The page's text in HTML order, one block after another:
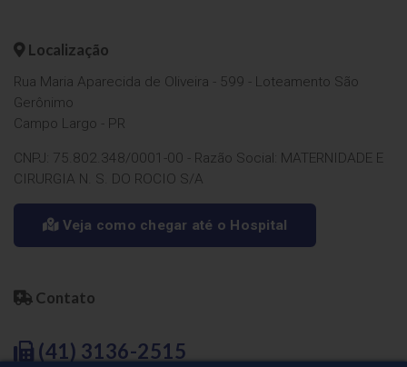
Localização
Rua Maria Aparecida de Oliveira - 599 - Loteamento São
Gerônimo
Campo Largo - PR
CNPJ: 75.802.348/0001-00 - Razão Social: MATERNIDADE E
CIRURGIA N. S. DO ROCIO S/A
Veja como chegar até o Hospital
Contato
(41) 3136-2515